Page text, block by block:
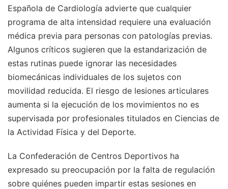
Española de Cardiología advierte que cualquier
programa de alta intensidad requiere una evaluación
médica previa para personas con patologías previas.
Algunos críticos sugieren que la estandarización de
estas rutinas puede ignorar las necesidades
biomecánicas individuales de los sujetos con
movilidad reducida. El riesgo de lesiones articulares
aumenta si la ejecución de los movimientos no es
supervisada por profesionales titulados en Ciencias de
la Actividad Física y del Deporte.
La Confederación de Centros Deportivos ha
expresado su preocupación por la falta de regulación
sobre quiénes pueden impartir estas sesiones en